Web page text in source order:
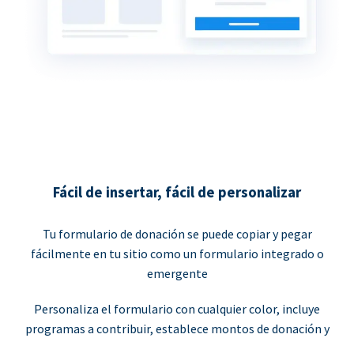
Fácil de insertar, fácil de personalizar
Tu formulario de donación se puede copiar y pegar
fácilmente en tu sitio como un formulario integrado o
emergente
Personaliza el formulario con cualquier color, incluye
programas a contribuir, establece montos de donación y